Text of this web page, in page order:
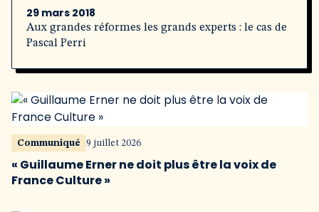
29 mars 2018
Aux grandes réformes les grands experts : le cas de
Pascal Perri
Communiqué 9 juillet 2026
« Guillaume Erner ne doit plus être la voix de
France Culture »